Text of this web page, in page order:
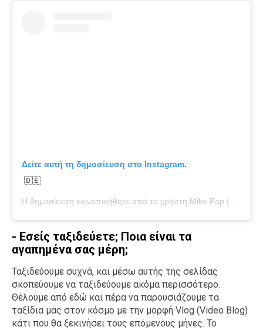
Δείτε αυτή τη δημοσίευση στο Instagram.
🇩🇪
Η δημοσίευση κοινοποιήθηκε από το χρήστη Mike Pap (@mikepap5) στις
- Εσείς ταξιδεύετε; Ποια είναι τα
αγαπημένα σας μέρη;
Ταξιδεύουμε συχνά, και μέσω αυτής της σελίδας
σκοπεύουμε να ταξιδεύουμε ακόμα περισσότερο.
Θέλουμε από εδώ και πέρα να παρουσιάζουμε τα
ταξίδια μας στον κόσμο με την μορφή Vlog (Video Blog)
κάτι που θα ξεκινήσει τους επόμενους μήνες. Το